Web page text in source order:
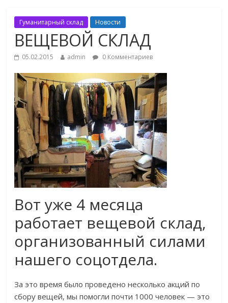
Гуманитарный склад Новости
ВЕЩЕВОЙ СКЛАД
05.02.2015 admin 0 Комментариев
Вот уже 4 месяца
работает вещевой склад,
организованный силами
нашего соцотдела.
За это время было проведено несколько акций по
сбору вещей, мы помогли почти 1000 человек — это